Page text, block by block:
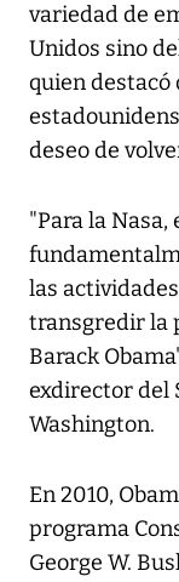
variedad de
Unidos sino
quien destacó
deseo de
"Para la
las
transgredir la
Barack
exdirector del
Washington.
En 2010,
programa
George W.